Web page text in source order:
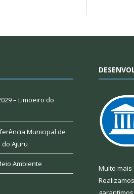
– Limoeiro do
Municipal de
do Ajuru
Ambiente Muito mais